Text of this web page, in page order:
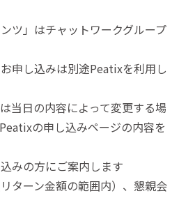
ツ」はチャットワークグループ
申し込みは別途Peatixを利用し
当日の内容によって変更する場
の申し込みページの内容を
みの方にご案内します
ターン金額の範囲内）、懇親会